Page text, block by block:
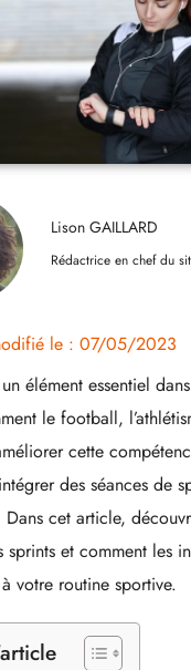
Lison GAILLARD
Rédactrice en chef du
le : 07/05/2023
élément essentiel
le football,
cette
des séances de
Dans cet article,
sprints et comment les
votre routine sportive.